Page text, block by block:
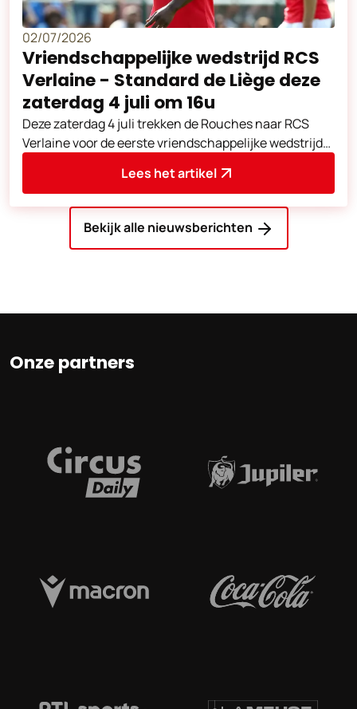
02/07/2026
Vriendschappelijke wedstrijd RCS
Verlaine - Standard de Liège deze
zaterdag 4 juli om 16u
Deze zaterdag 4 juli trekken de Rouches naar RCS
Verlaine voor de eerste vriendschappelijke wedstrijd
Lees het artikel
Bekijk alle nieuwsberichten
Onze partners